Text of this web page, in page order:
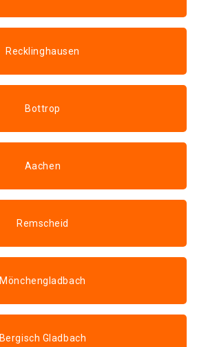
Recklinghausen
Bottrop
Aachen
Remscheid
Mönchengladbach
Bergisch Gladbach